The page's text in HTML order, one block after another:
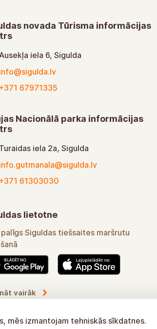
novada Tūrisma informācijas
Ausekļa iela 6, Sigulda
info@sigulda.lv
+371 67971335
Nacionālā parka informācijas
Turaidas iela 2a, Sigulda
info.gutmanala@sigulda.lv
+371 61303030
lietotne
Siguldas tiešsaites maršrutu
vairāk
mēs izmantojam tehniskās sīkdatnes.